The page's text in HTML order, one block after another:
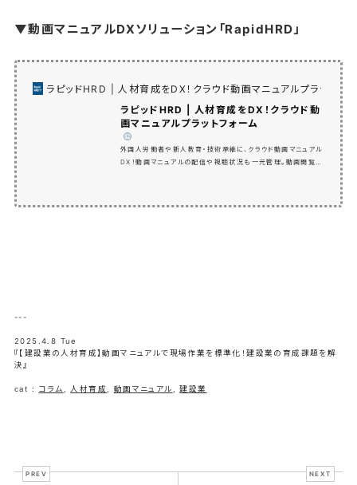
▼動画マニュアルDXソリューション「RapidHRD」
ラピッドHRD | 人材育成をDX！クラウド動画マニュアルプラットフォ
ラピッドHRD | 人材育成をDX！クラウド動
画マニュアルプラットフォーム
️
外国人労働者や新人教育・技術承継に、クラウド動画マニュアル
DX！動画マニュアルの配信や視聴状況も一元管理。動画閲覧に
---
2025.4.8 Tue
『【建設業の人材育成】動画マニュアルで現場作業を標準化！建設業の育成課題を解
決』
cat : コラム 人材育成 動画マニュアル ,建設業
PREV NEXT